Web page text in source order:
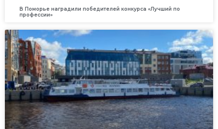
В Поморье наградили победителей конкурса «Лучший по
профессии»